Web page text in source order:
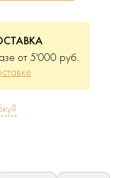
от 5'000 руб.